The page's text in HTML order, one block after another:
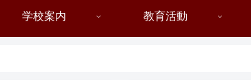
学校案内 教育活動